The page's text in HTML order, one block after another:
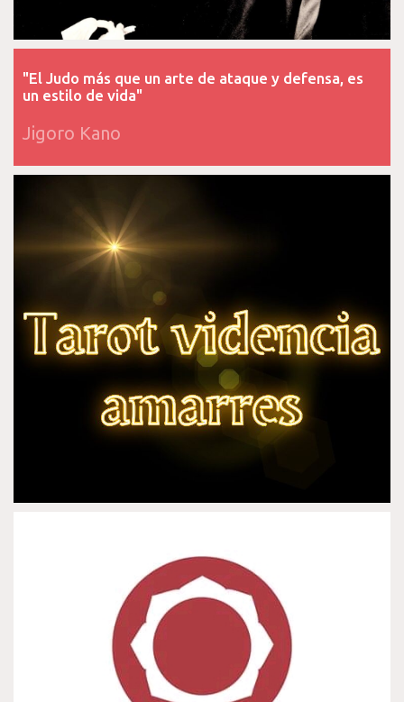
"El Judo más que un arte de ataque y defensa, es
un estilo de vida"
Jigoro Kano